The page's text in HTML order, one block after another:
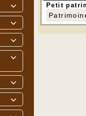






Petit